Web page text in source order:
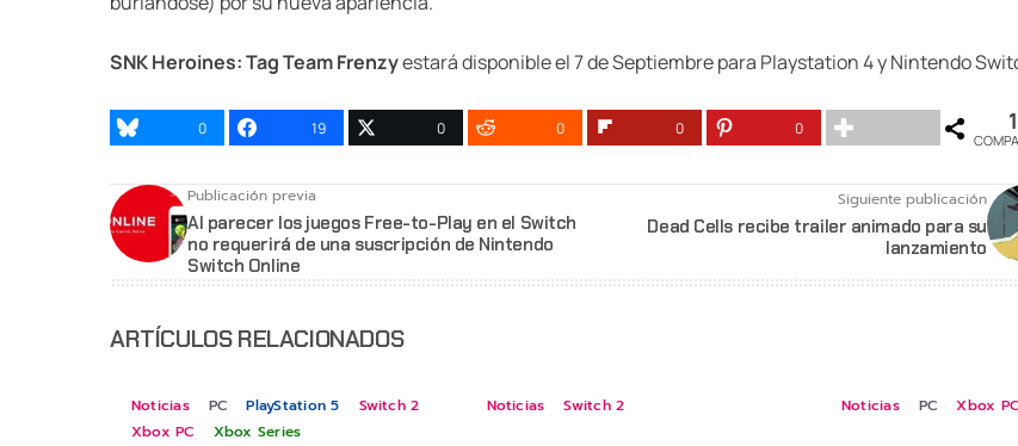
SNK Heroines: Tag Team Frenzyestará disponible el 7 de Septiembre para Playstation 4 y Nintendo
0 19 0 0 0 0
Publicación previa
Al parecer los juegos Free-to-Play en el Switch
no requerirá de una suscripción de Nintendo
Switch Online
Siguiente publicación
Dead Cells recibe trailer animado para su
lanzamiento
ARTÍCULOS RELACIONADOS
Noticias PC PlayStation 5
Switch 2
Xbox PC
Xbox Series
Noticias Switch 2 Noticias PC Xbox PC